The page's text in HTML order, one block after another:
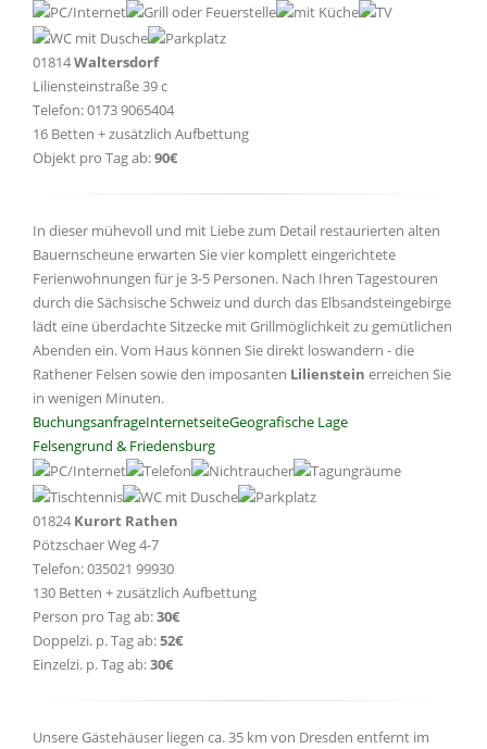
01814Waltersdorf
Liliensteinstraße 39 c
Telefon: 0173 9065404
16 Betten + zusätzlich Aufbettung
Objekt pro Tag ab:90€
In dieser mühevoll und mit Liebe zum Detail restaurierten alten
Bauernscheune erwarten Sie vier komplett eingerichtete
Ferienwohnungen für je 3-5 Personen. Nach Ihren Tagestouren
durch die Sächsische Schweiz und durch das Elbsandsteingebirge
lädt eine überdachte Sitzecke mit Grillmöglichkeit zu gemütlichen
Abenden ein. Vom Haus können Sie direkt loswandern - die
Rathener Felsen sowie den imposanten Lilienstein erreichen Sie
in wenigen Minuten.
BuchungsanfrageInternetseiteGeografische Lage
Felsengrund & Friedensburg
01824 Kurort Rathen
Pötzschaer Weg 4-7
Telefon: 035021 99930
130 Betten + zusätzlich Aufbettung
Person pro Tag ab:30€
Doppelzi. p. Tag ab:52€
Einzelzi. p. Tag ab:30€
Unsere Gästehäuser liegen ca. 35 km von Dresden entfernt im